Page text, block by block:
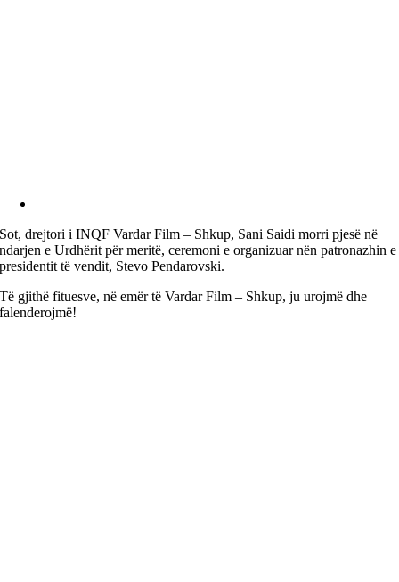
Sot, drejtori i INQF Vardar Film – Shkup, Sani Saidi morri pjesë në
ndarjen e Urdhërit për meritë, ceremoni e organizuar nën patronazhin e
presidentit të vendit, Stevo Pendarovski.
Të gjithë fituesve, në emër të Vardar Film – Shkup, ju urojmë dhe
falеnderojmë!